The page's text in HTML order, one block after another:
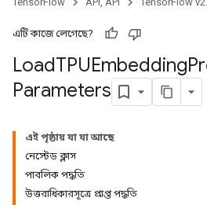
এটি কাজে লেগেছে?
LoadTPUEmbedding
Parameters
এই পৃষ্ঠায় যা যা আছে
নেস্টেড ক্লাস
পাবলিক পদ্ধতি
উত্তরাধিকারসূত্রে প্রাপ্ত পদ্ধতি